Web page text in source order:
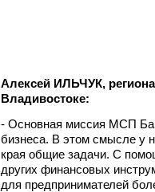
Алексей ИЛЬЧУК,
Владивостоке:
- Основная миссия МСП
бизнеса. В этом смысле у
края общие задачи. С
других финансовых
для предпринимателей